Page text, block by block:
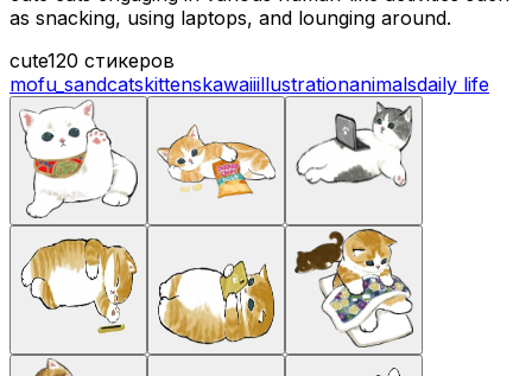
as snacking, using laptops, and lounging around.
cute120 стикеров
mofu_sandcatskittenskawaiiillustrationanimalsdaily life